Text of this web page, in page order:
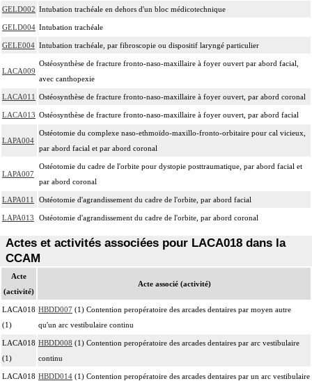
GELD002 Intubation trachéale en dehors d'un bloc médicotechnique
GELD004 Intubation trachéale
GELE004 Intubation trachéale, par fibroscopie ou dispositif laryngé particulier
LACA009
Ostéosynthèse de fracture fronto-naso-maxillaire à foyer ouvert par abord facial,
avec canthopexie
LACA011 Ostéosynthèse de fracture fronto-naso-maxillaire à foyer ouvert, par abord coronal
LACA013 Ostéosynthèse de fracture fronto-naso-maxillaire à foyer ouvert, par abord facial
LAPA004
Ostéotomie du complexe naso-ethmoïdo-maxillo-fronto-orbitaire pour cal vicieux,
par abord facial et par abord coronal
LAPA007
Ostéotomie du cadre de l'orbite pour dystopie posttraumatique, par abord facial et
par abord coronal
LAPA011 Ostéotomie d'agrandissement du cadre de l'orbite, par abord facial
LAPA013 Ostéotomie d'agrandissement du cadre de l'orbite, par abord coronal
Actes et activités associées pour LACA018 dans la
CCAM
Acte
(activité)
Acte associé (activité)
LACA018
(1)
HBDD007 (1) Contention peropératoire des arcades dentaires par moyen autre
qu'un arc vestibulaire continu
LACA018
(1)
HBDD008 (1) Contention peropératoire des arcades dentaires par arc vestibulaire
continu
LACA018 HBDD014 (1) Contention peropératoire des arcades dentaires par un arc vestibulaire